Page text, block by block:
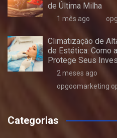
de Última Milha
1 mês ago
Climatização de
de Estética: Como
Protege Seus
2 meses ago
opgoomarketing
Categorias